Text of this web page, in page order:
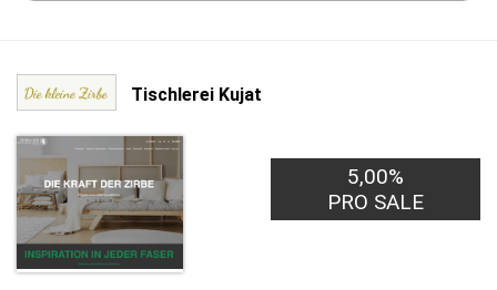
Tischlerei Kujat
5,00%
PRO SALE